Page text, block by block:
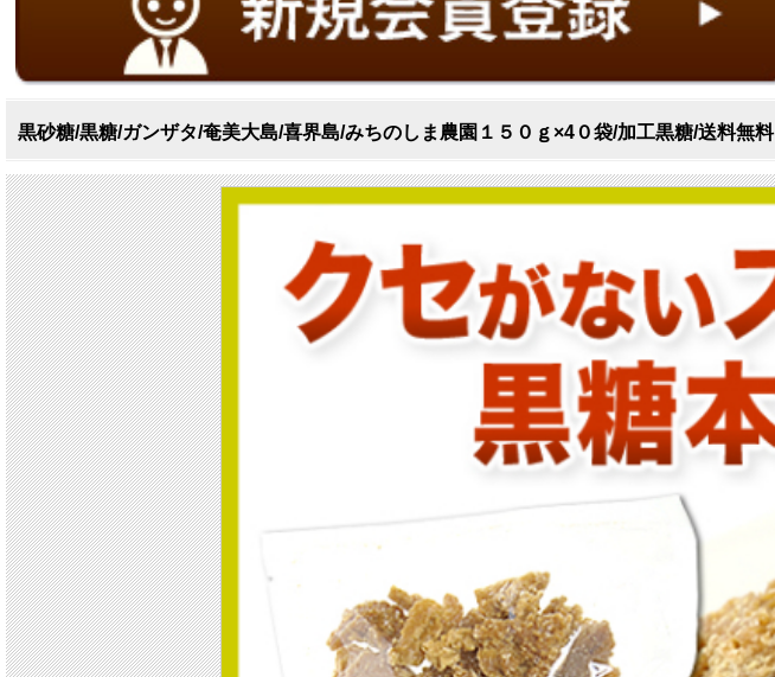
黒砂糖/黒糖/ガンザタ/奄美大島/喜界島/みちのしま農園１５０ｇ×4０袋/加工黒糖/送料無料